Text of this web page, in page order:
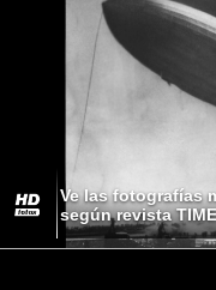
Ve las fotografías
según revista TIME